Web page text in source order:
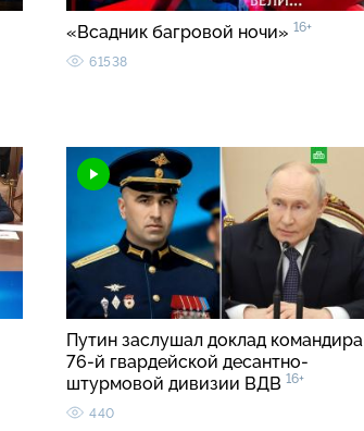
«Всадник багровой ночи» 16+
61538
Путин заслушал доклад командира
76-й гвардейской десантно-
штурмовой дивизии ВДВ 16+
440